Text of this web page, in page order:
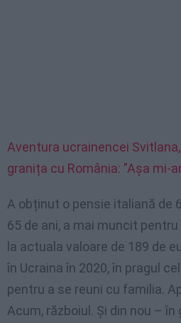
Aventura ucrainencei
granița cu România: ”Așa mi-
A obținut o pensie italiană de
65 de ani, a mai muncit
la actuala valoare de 189 de
în Ucraina în 2020, în pragul
pentru a se reuni cu familia.
Acum, războiul. Și din nou –